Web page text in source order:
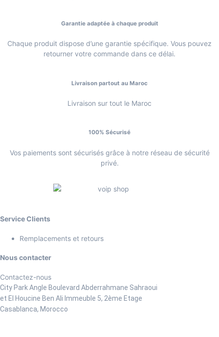
Garantie adaptée à chaque produit
Chaque produit dispose d’une garantie spécifique. Vous pouvez
retourner votre commande dans ce délai.
Livraison partout au Maroc
Livraison sur tout le Maroc
100% Sécurisé
Vos paiements sont sécurisés grâce à notre réseau de sécurité
privé.
Service Clients
Remplacements et retours
Nous contacter
Contactez-nous
City Park Angle Boulevard Abderrahmane Sahraoui
et El Houcine Ben Ali Immeuble 5, 2ème Etage
Casablanca, Morocco